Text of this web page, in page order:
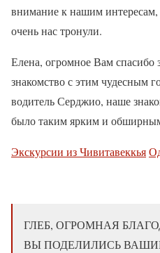
внимание к нашим
очень нас тронули.
Елена, огромное Вам спасибо
знакомство с этим чудесным
водитель Серджио, наше
было таким ярким и
Экскурсии из Чивитавеккья
ГЛЕБ, ОГРОМНАЯ
ВЫ ПОДЕЛИЛИСЬ